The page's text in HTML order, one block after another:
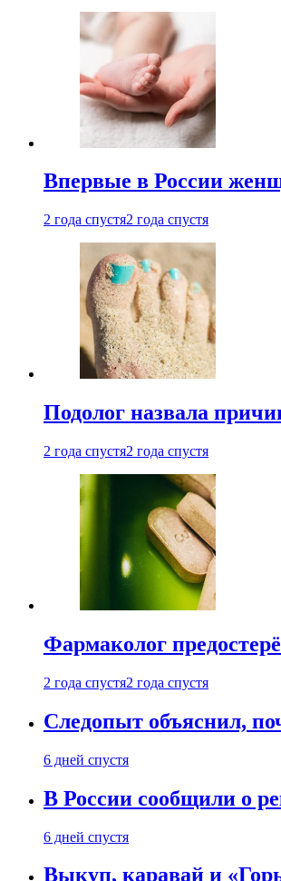
Впервые в России
2 года спустя2 года спустя
Подолог назвала
2 года спустя2 года спустя
Фармаколог
2 года спустя2 года спустя
Следопыт объяснил,
6 дней спустя
В России сообщили о
6 дней спустя
Выкуп, каравай и